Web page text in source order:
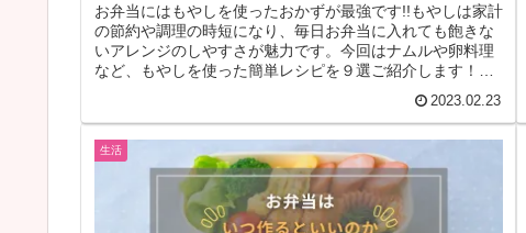
お弁当にはもやしを使ったおかずが最強です!!もやしは家計
の節約や調理の時短になり、毎日お弁当に入れても飽きな
いアレンジのしやすさが魅力です。今回はナムルや卵料理
など、もやしを使った簡単レシピを９選ご紹介します！ぜ
2023.02.23
生活